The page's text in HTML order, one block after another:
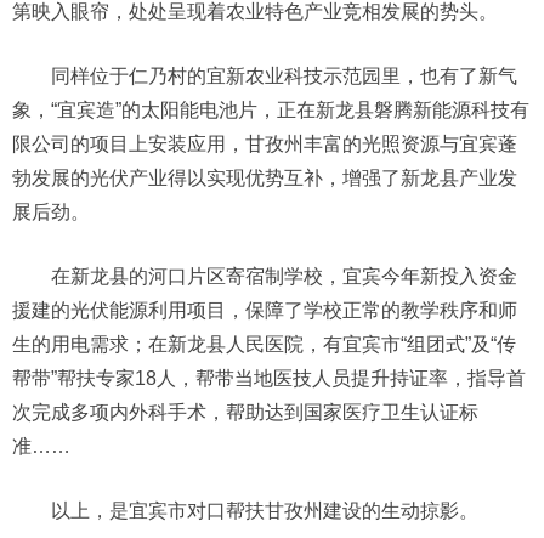
第映入眼帘，处处呈现着农业特色产业竞相发展的势头。
同样位于仁乃村的宜新农业科技示范园里，也有了新气
象，“宜宾造”的太阳能电池片，正在新龙县磐腾新能源科技有
限公司的项目上安装应用，甘孜州丰富的光照资源与宜宾蓬
勃发展的光伏产业得以实现优势互补，增强了新龙县产业发
展后劲。
在新龙县的河口片区寄宿制学校，宜宾今年新投入资金
援建的光伏能源利用项目，保障了学校正常的教学秩序和师
生的用电需求；在新龙县人民医院，有宜宾市“组团式”及“传
帮带”帮扶专家18人，帮带当地医技人员提升持证率，指导首
次完成多项内外科手术，帮助达到国家医疗卫生认证标
准……
以上，是宜宾市对口帮扶甘孜州建设的生动掠影。